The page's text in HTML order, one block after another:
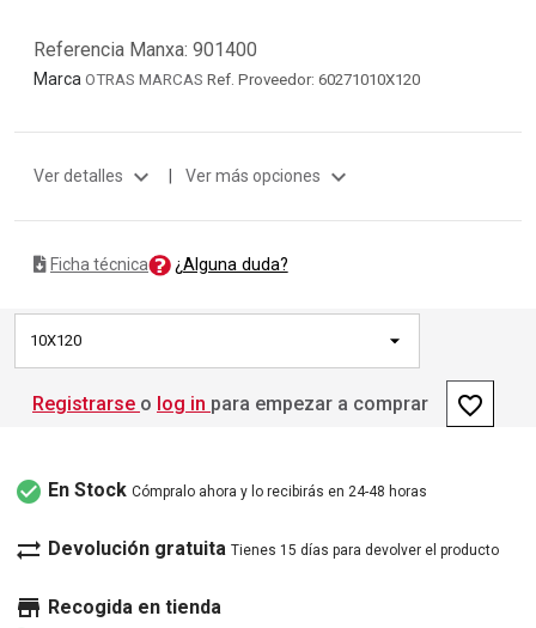
Referencia Manxa: 901400
Marca OTRAS MARCAS Ref. Proveedor: 60271010X120
Ver detalles expand_more | Ver más opciones expand_more
Ficha técnica ¿Alguna duda?
10X120
Registrarse o log in para empezar a comprar favorite_border
check_circle En Stock Cómpralo ahora y lo recibirás en 24-48 horas
sync_alt Devolución gratuita Tienes 15 días para devolver el producto
store Recogida en tienda